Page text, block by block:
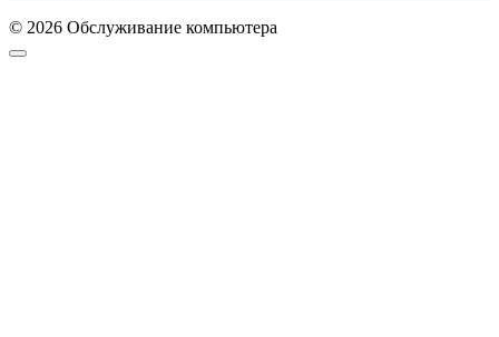
© 2026 Обслуживание компьютера